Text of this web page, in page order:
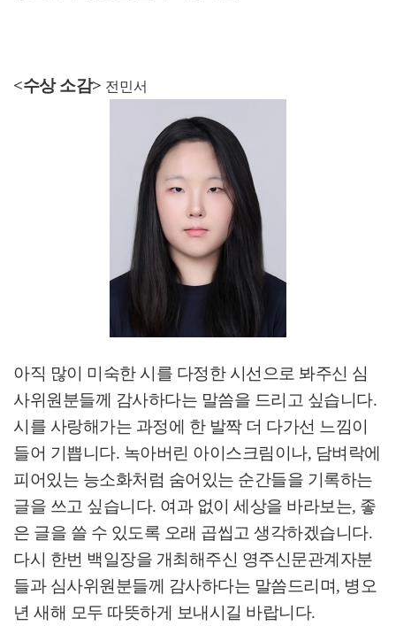
<수상 소감> 전민서
아직 많이 미숙한 시를 다정한 시선으로 봐주신 심
사위원분들께 감사하다는 말씀을 드리고 싶습니다.
시를 사랑해가는 과정에 한 발짝 더 다가선 느낌이
들어 기쁩니다. 녹아버린 아이스크림이나, 담벼락에
피어있는 능소화처럼 숨어있는 순간들을 기록하는
글을 쓰고 싶습니다. 여과 없이 세상을 바라보는, 좋
은 글을 쓸 수 있도록 오래 곱씹고 생각하겠습니다.
다시 한번 백일장을 개최해주신 영주신문관계자분
들과 심사위원분들께 감사하다는 말씀드리며, 병오
년 새해 모두 따뜻하게 보내시길 바랍니다.